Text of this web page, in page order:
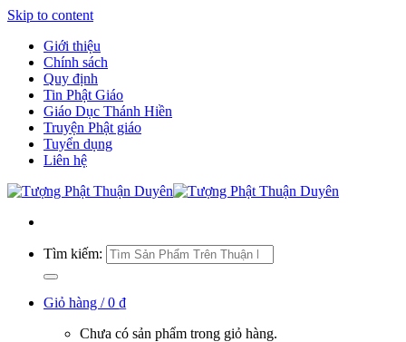
Skip to content
Giới thiệu
Chính sách
Quy định
Tin Phật Giáo
Giáo Dục Thánh Hiền
Truyện Phật giáo
Tuyển dụng
Liên hệ
Tìm kiếm:
Giỏ hàng /0 ₫
Chưa có sản phẩm trong giỏ hàng.